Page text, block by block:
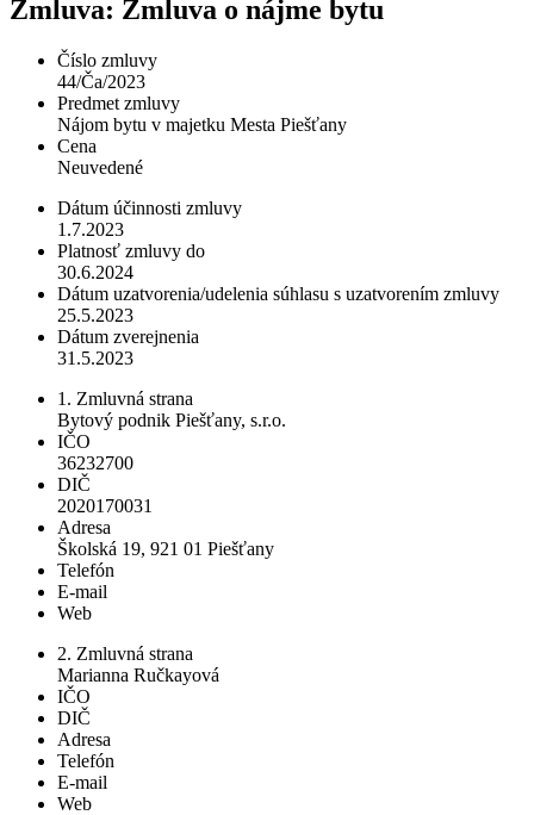
Zmluva: Zmluva o nájme bytu
Číslo zmluvy
44/Ča/2023
Predmet zmluvy
Nájom bytu v majetku Mesta Piešťany
Cena
Neuvedené
Dátum účinnosti zmluvy
1.7.2023
Platnosť zmluvy do
30.6.2024
Dátum uzatvorenia/udelenia súhlasu s uzatvorením zmluvy
25.5.2023
Dátum zverejnenia
31.5.2023
1. Zmluvná strana
Bytový podnik Piešťany, s.r.o.
IČO
36232700
DIČ
2020170031
Adresa
Školská 19, 921 01 Piešťany
Telefón
E-mail
Web
2. Zmluvná strana
Marianna Ručkayová
IČO
DIČ
Adresa
Telefón
E-mail
Web